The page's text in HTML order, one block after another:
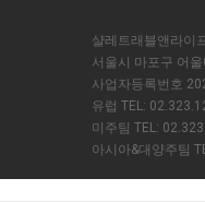
샬레트래블앤라이
서울시 마포구 어
사업자등록번호
유럽 TEL:
미주팀 TEL:
아시아&대양주팀